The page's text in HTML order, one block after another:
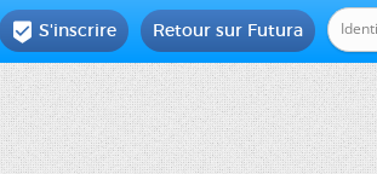
Retour sur Futura
 S'inscrire